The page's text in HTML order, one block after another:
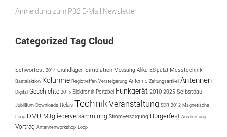
Anmeldung zum P02 E-Mail Newsletter
Categorized Tag Cloud
Schwörfest 2014 Grundlagen Simulation Messung Akku ES putzt Messtechnik
Bastelaktion Kolumne Regiotreffen Versteigerung Antenne Zeitungsartikel Antennen
Digital Geschichte 2015 Elektronik Portabel Funkgerät 2010 2025 Selbstbau
Jubiläum Downloads Relais TechnikVeranstaltung SDR 2012 Magnetische
Loop DMR Mitgliederversammlung Stromversorgung Bürgerfest Ausbreitung
Vortrag Antennenworkshop Loop